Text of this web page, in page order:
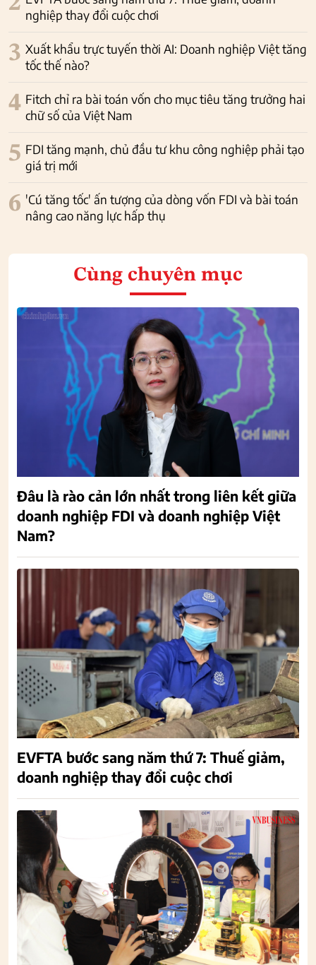
nghiệp thay đổi cuộc chơi
3 Xuất khẩu trực tuyến thời AI: Doanh nghiệp Việt tăng
tốc thế nào?
4 Fitch chỉ ra bài toán vốn cho mục tiêu tăng trưởng hai
chữ số của Việt Nam
5 FDI tăng mạnh, chủ đầu tư khu công nghiệp phải tạo
giá trị mới
6 'Cú tăng tốc' ấn tượng của dòng vốn FDI và bài toán
nâng cao năng lực hấp thụ
Cùng chuyên mục
Đâu là rào cản lớn nhất trong liên kết giữa
doanh nghiệp FDI và doanh nghiệp Việt
Nam?
EVFTA bước sang năm thứ 7: Thuế giảm,
doanh nghiệp thay đổi cuộc chơi